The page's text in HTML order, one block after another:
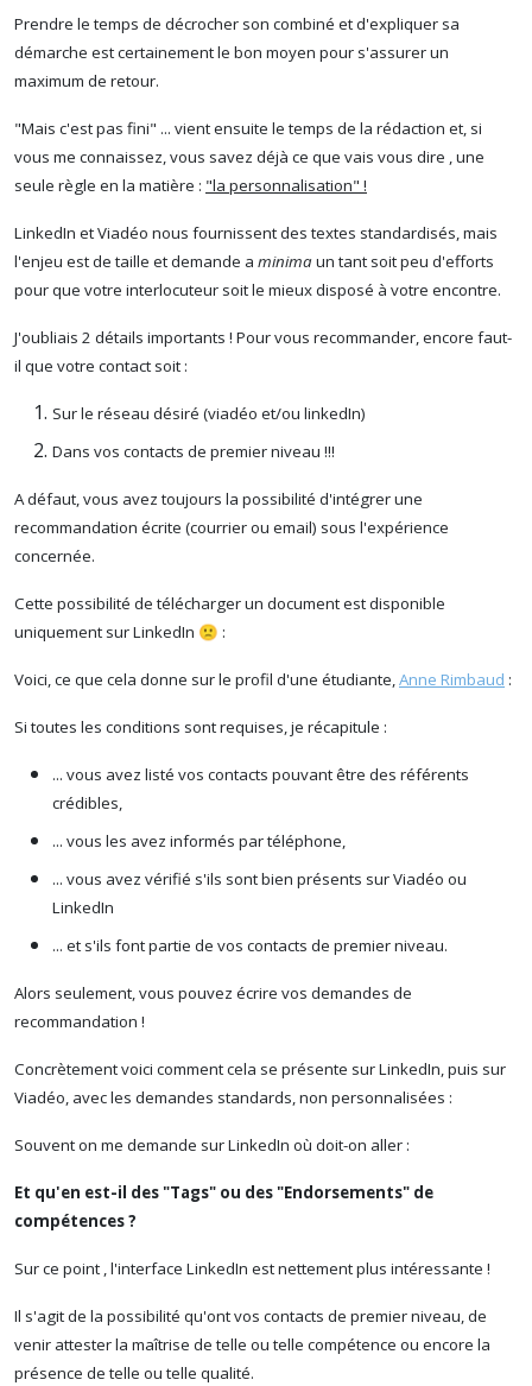
Prendre le temps de décrocher son combiné et d'expliquer sa
démarche est certainement le bon moyen pour s'assurer un
maximum de retour.
"Mais c'est pas fini" ... vient ensuite le temps de la rédaction et, si
vous me connaissez, vous savez déjà ce que vais vous dire , une
seule règle en la matière : "la personnalisation" !
LinkedIn et Viadéo nous fournissent des textes standardisés, mais
l'enjeu est de taille et demande a minimaun tant soit peu d'efforts
pour que votre interlocuteur soit le mieux disposé à votre encontre.
J'oubliais 2 détails importants ! Pour vous recommander, encore faut-
il que votre contact soit :
Sur le réseau désiré (viadéo et/ou linkedIn)
Dans vos contacts de premier niveau !!!
A défaut, vous avez toujours la possibilité d'intégrer une
recommandation écrite (courrier ou email) sous l'expérience
concernée.
Cette possibilité de télécharger un document est disponible
uniquement sur LinkedIn 🙁 :
Voici, ce que cela donne sur le profil d'une étudiante,Anne Rimbaud :
Si toutes les conditions sont requises, je récapitule :
... vous avez listé vos contacts pouvant être des référents
crédibles,
... vous les avez informés par téléphone,
... vous avez vérifié s'ils sont bien présents sur Viadéo ou
LinkedIn
... et s'ils font partie de vos contacts de premier niveau.
Alors seulement, vous pouvez écrire vos demandes de
recommandation !
Concrètement voici comment cela se présente sur LinkedIn, puis sur
Viadéo, avec les demandes standards, non personnalisées :
Souvent on me demande sur LinkedIn où doit-on aller :
Et qu'en est-il des "Tags" ou des "Endorsements" de
compétences ?
Sur ce point , l'interface LinkedIn est nettement plus intéressante !
Il s'agit de la possibilité qu'ont vos contacts de premier niveau, de
venir attester la maîtrise de telle ou telle compétence ou encore la
présence de telle ou telle qualité.